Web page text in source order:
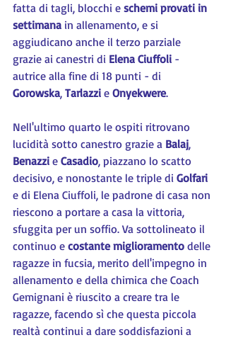
fatta di tagli, blocchi e schemi provati in
settimana in allenamento, e si
aggiudicano anche il terzo parziale
grazie ai canestri di Elena Ciuffoli -
autrice alla fine di 18 punti - di
Gorowska, Tarlazzi e Onyekwere.
Nell'ultimo quarto le ospiti ritrovano
lucidità sotto canestro grazie a Balaj,
Benazzi e Casadio, piazzano lo scatto
decisivo, e nonostante le triple di Golfari
e di Elena Ciuffoli, le padrone di casa non
riescono a portare a casa la vittoria,
sfuggita per un soffio. Va sottolineato il
continuo e costante miglioramento delle
ragazze in fucsia, merito dell'impegno in
allenamento e della chimica che Coach
Gemignani è riuscito a creare tra le
ragazze, facendo sì che questa piccola
realtà continui a dare soddisfazioni a